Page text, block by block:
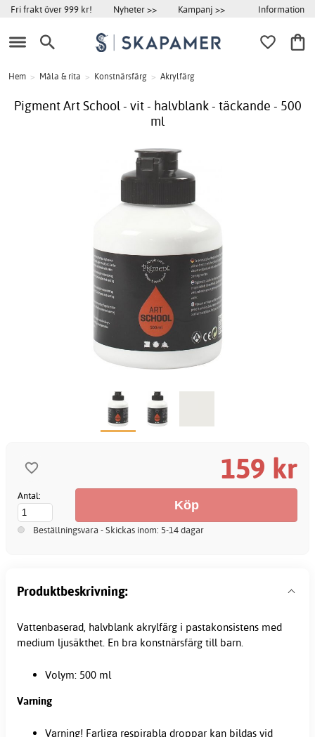
Fri frakt över 999 kr! Nyheter >> Kampanj >> Information
Hem > Måla & rita > Konstnärsfärg > Akrylfärg
Pigment Art School - vit - halvblank - täckande - 500
ml
159 kr
Antal:
Beställningsvara - Skickas inom: 5-14 dagar
Produktbeskrivning:
Vattenbaserad, halvblank akrylfärg i pastakonsistens med
medium ljusäkthet. En bra konstnärsfärg till barn.
Volym: 500 ml
Varning
Varning! Farliga respirabla droppar kan bildas vid